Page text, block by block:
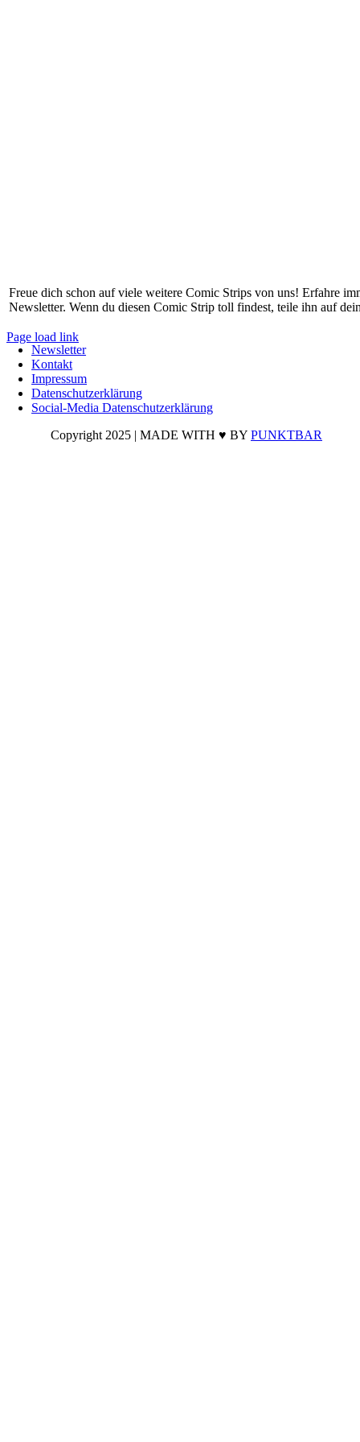
Freue dich schon auf viele weitere Comic Strips von uns! Erfahre
Newsletter. Wenn du diesen Comic Strip toll findest, teile ihn auf
Newsletter
Kontakt
Impressum
Datenschutzerklärung
Social-Media Datenschutzerklärung
Copyright 2025 | MADE WITH ♥ BY PUNKTBAR
Page load link
Nach
oben